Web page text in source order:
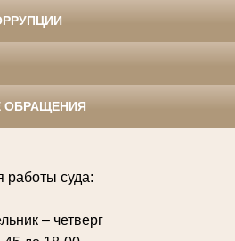
ОБРАЩЕНИЯ
работы суда:
– четверг